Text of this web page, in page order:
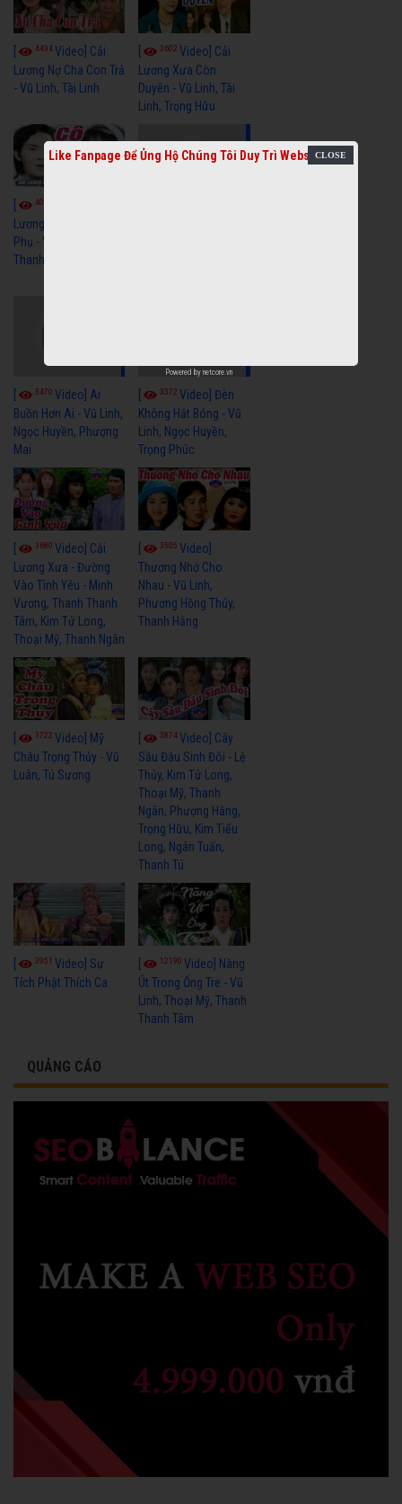
4434Video] Cải
Lương Nợ Cha Con Trả
- Vũ Linh, Tài Linh
3602Video] Cải
Lương Xưa Còn
Duyên - Vũ Linh, Tài
Linh, Trọng Hữu
4017
Lương Xưa Cô Dâu
Phụ - Vũ Linh, Tài Linh,
Thanh Ngân
3470 Video] Ai
Buồn Hơn Ai - Vũ Linh,
Ngọc Huyền, Phượng
Mai
3372Video] Đèn
Không Hắt Bóng - Vũ
Linh, Ngọc Huyền,
Trọng Phúc
3680 Video] Cải
Lương Xưa - Đường
Vào Tình Yêu - Minh
Vương, Thanh Thanh
Tâm, Kim Tử Long,
Thoại Mỹ, Thanh Ngân
3505Video]
Thương Nhớ Cho
Nhau - Vũ Linh,
Phương Hồng Thủy,
Thanh Hằng
3722 Video] Mỹ
Châu Trọng Thủy - Vũ
Luân, Tú Sương
3874Video] Cây
Sầu Đâu Sinh Đôi - Lệ
Thủy, Kim Tử Long,
Thoại Mỹ, Thanh
Ngân, Phượng Hằng,
Trọng Hữu, Kim Tiểu
Long, Ngân Tuấn,
Thanh Tú
[ 3951 Video] Sự
Tích Phật Thích Ca
[ 12190Video] Nàng
Út Trong Ống Tre - Vũ
Linh, Thoại Mỹ, Thanh
Thanh Tâm
QUẢNG CÁO
Like Fanpage Để Ủng Hộ Chúng Tôi Duy Trì Website
Powered by netcore.vn